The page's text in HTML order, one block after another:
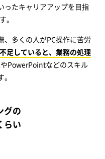
ったキャリアアップを目指
。
、多くの人がPC操作に苦労
足していると、業務の処理
PowerPointなどのスキル
グの
らい